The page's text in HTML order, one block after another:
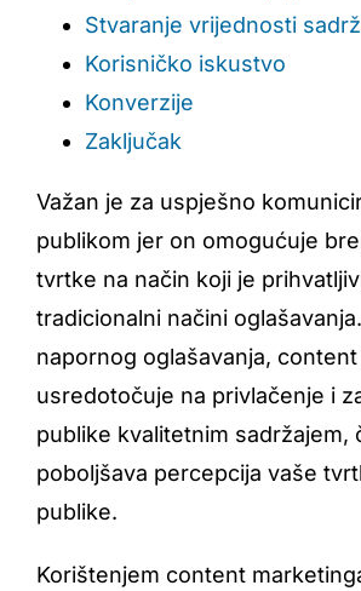
Stvaranje vrijednosti
Korisničko iskustvo
Konverzije
Zaključak
Važan je za uspješno
publikom jer on omogućuje
tvrtke na način koji je
tradicionalni načini
napornog oglašavanja,
usredotočuje na privlačenje i
publike kvalitetnim sadržajem,
poboljšava percepcija vaše
publike.
Korištenjem content